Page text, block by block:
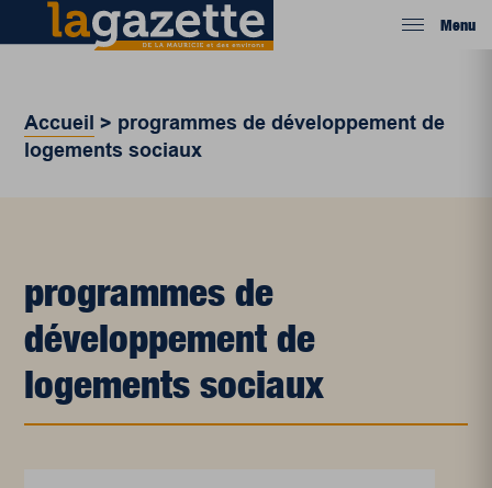
Menu
Accueil > programmes de développement de
logements sociaux
programmes de
développement de
logements sociaux